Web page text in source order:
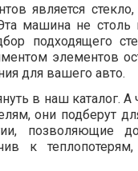
является
машина не столь
подходящего
элементов
для вашего авто.
в наш каталог.
они подберут
позволяющие
к